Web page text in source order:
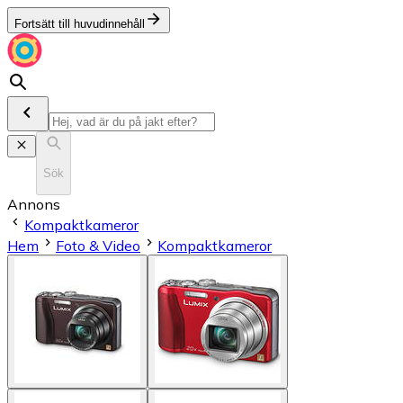
Fortsätt till huvudinnehåll
Sök
Annons
Kompaktkameror
Hem
Foto & Video Kompaktkameror